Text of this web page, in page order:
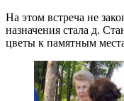
На этом встреча не
назначения стала д.
цветы к памятным